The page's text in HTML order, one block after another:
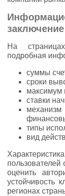
На
подробная
суммы
сроки
максимум
ставки
типы
вид
оценить
устойчивость
регионах